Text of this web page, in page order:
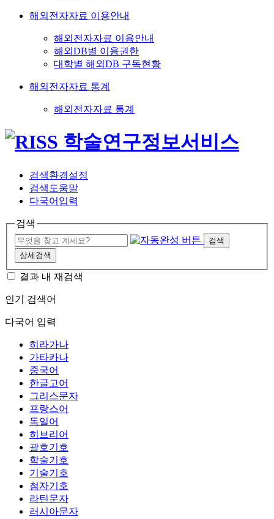
해외전자자료 이용안내
해외전자자료 이용안내
해외DB별 이용권한
대학별 해외DB 구독현황
해외전자자료 통계
해외전자자료 통계
검색환경설정
검색도움말
다국어입력
검색
검색
상세검색
결과 내 재검색
인기 검색어
다국어 입력
히라가나
가타카나
중국어
한글고어
그리스문자
프랑스어
독일어
히브리어
괄호기호
학술기호
기술기호
첨자기호
라틴문자
러시아문자